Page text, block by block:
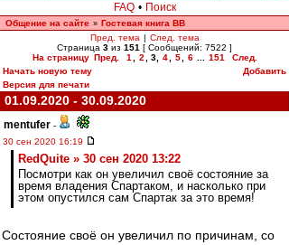
FAQ • Поиск
Общение на сайте » Гостевая книга ВВ
Пред. тема | След. тема
Страница 3 из 151 [ Сообщений: 7522 ]
На страницу Пред. 1 2 3, 4 5 6 151
След.
Начать новую тему
Добавить
Версия для печати
01.09.2020 - 30.09.2020
mentufer -
30 сен 2020 16:19
RedQuite » 30 сен 2020 13:22
Посмотри как он увеличил своё состояние за
время владения Спартаком, и насколько при
этом опустился сам Спартак за это время!
Состояние своё он увеличил по причинам, со